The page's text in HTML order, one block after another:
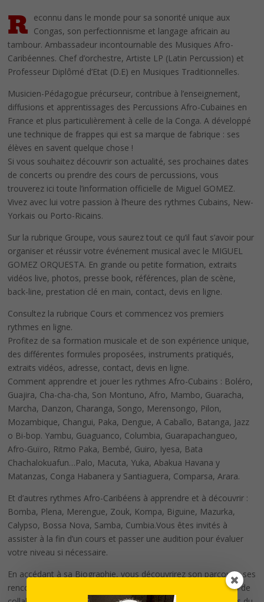
R econnu dans le monde pour sa sonorité unique aux
Congas, son perfectionnisme et langage africain au
tambour. Ambassadeur incontournable des Musiques Afro-
Caribéennes. Chef d’orchestre, Artiste LP (Latin Percussion) et
Professeur Diplômé d’Etat (D.E) en Musiques Traditionnelles.
Musicien-Pédagogue précurseur, contribue à l’enseignement,
diffusions et apprentissages des Percussions Afro-Cubaines en
France et plus particulièrement à celle de la Conga. A développé
une technique de frappes qui est sa marque de fabrique : ses
élèves en savent quelque chose !
Si vous souhaitez découvrir son actualité, ses prochaines dates
de concerts ou prendre des cours de percussions, vous
trouverez ici toute l’information officielle de Miguel GOMEZ.
Vivez avec lui votre passion à l’heure des rythmes Cubains, New-
Yorkais ou Porto-Ricains.
Sur la rubrique Groupe, vous saurez tout ce qu’il faut s’avoir pour
organiser et réussir votre événement musical avec le MIGUEL
GOMEZ ORQUESTA. En grande ou petite formation, extraits
vidéos live, photos, presse book, références, plan de scène,
back-line, prestation clé en main, contact, devis en ligne.
Consultez la rubrique Cours et commencez vos premiers
rythmes en ligne.
Profitez de sa formation musicale et de son expérience unique,
des différentes formules proposées, instruments pratiqués,
extraits vidéos, adresse, contact, devis en ligne.
Comment apprendre et jouer les rythmes Afro-Cubains : Boléro,
Guajira, Cha-cha-cha, Son Montuno, Afro, Mambo, Guaracha,
Marcha, Danzon, Charanga, Songo, Merensongo, Pilon,
Mozambique, Changui, Paka, Dengue, A Caballo, Batanga, Jazz
o Bi-bop. Yambu, Guaguanco, Columbia, Guarapachangueo,
Afro-Guïro, Ritmo Paka, Bembé, Guiro, Iyesa, Bata
Chachalokuafun…Palo, Macuta, Yuka, Abakua Havana y
Matanzas, Conga Habanera y Santiaguera, Comparsa, Arara.
Et d’autres rythmes Afro-Caribéens à apprendre et à découvrir :
Bomba, Plena, Merengue, Zouk, Kompa, Biguine, Mazurka,
Calypso, Bossa Nova, Samba, Cumbia.Vous êtes invités à
assister à la fin d’un cours et passer une audition pour évaluer
votre niveau si nécessaire.
En accédant à sa Biographie, vous découvrirez son parcours, ses
rencontres et ses expériences musicales. Entre autre, 20 ans de